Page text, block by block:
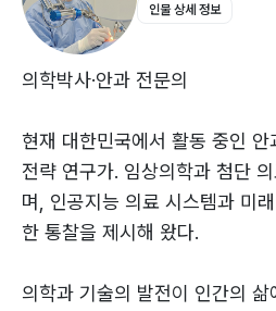
머물러 읽어 볼 만한 책이다.”
- 사공민(영남대학교 의과대학
제8장 메타버스와 디지털 트윈
제9장 뇌 – 시각 인터페이스와
제10장 인간 강화(Human
제11장 안과산업의 미래경제학
제12장 시각의 미래 – 빛을 설
에필로그 … 272
인물 상세 정보
의학박사·안과 전문의
현재 대한민국에서 활동 중인 안
전략 연구가. 임상의학과 첨단
며, 인공지능 의료 시스템과 미
한 통찰을 제시해 왔다.
의학과 기술의 발전이 인간의